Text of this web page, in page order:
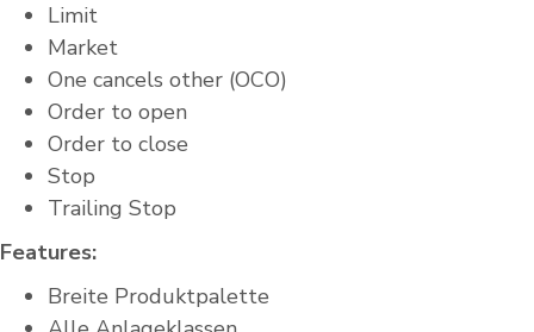
Limit
Market
One cancels other (OCO)
Order to open
Order to close
Stop
Trailing Stop
Features:
Breite Produktpalette